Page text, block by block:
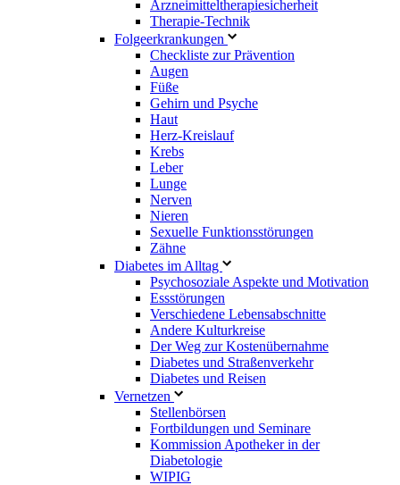
Arzneimitteltherapie­sicherheit
Therapie-Technik
Fol­ge­er­kran­kun­gen
Checkliste zur Prävention
Augen
Füße
Gehirn und Psyche
Haut
Herz-Kreislauf
Krebs
Leber
Lunge
Nerven
Nieren
Sexuelle Funktionsstörungen
Zähne
Diabetes im Alltag
Psychosoziale Aspekte und Motivation
Essstörungen
Verschiedene Lebensabschnitte
Andere Kulturkreise
Der Weg zur Kostenübernahme
Diabetes und Straßenverkehr
Diabetes und Reisen
Vernetzen
Stellenbörsen
Fortbildungen und Seminare
Kommission Apotheker in der
Diabetologie
WIPIG